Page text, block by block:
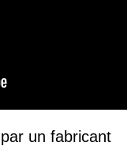
un fabricant